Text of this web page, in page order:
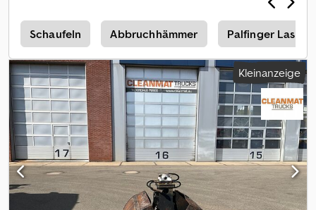
Schaufeln Abbruchhämmer Palfinger
Kleinanzeige